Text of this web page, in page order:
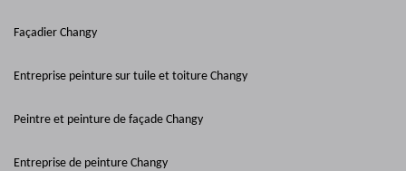
Façadier Changy
Entreprise peinture sur tuile et toiture Changy
Peintre et peinture de façade Changy
Entreprise de peinture Changy